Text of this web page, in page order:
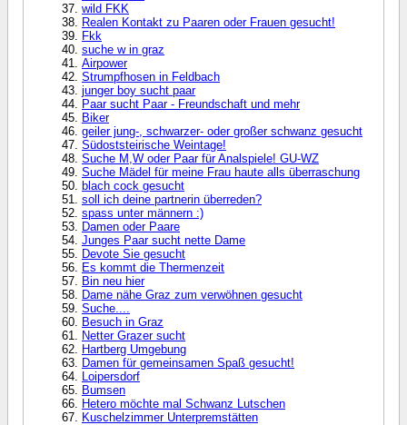
wild FKK
Realen Kontakt zu Paaren oder Frauen gesucht!
Fkk
suche w in graz
Airpower
Strumpfhosen in Feldbach
junger boy sucht paar
Paar sucht Paar - Freundschaft und mehr
Biker
geiler jung-, schwarzer- oder großer schwanz gesucht
Südoststeirische Weintage!
Suche M,W oder Paar für Analspiele! GU-WZ
Suche Mädel für meine Frau haute alls überraschung
blach cock gesucht
soll ich deine partnerin überreden?
spass unter männern :)
Damen oder Paare
Junges Paar sucht nette Dame
Devote Sie gesucht
Es kommt die Thermenzeit
Bin neu hier
Dame nähe Graz zum verwöhnen gesucht
Suche....
Besuch in Graz
Netter Grazer sucht
Hartberg Umgebung
Damen für gemeinsamen Spaß gesucht!
Loipersdorf
Bumsen
Hetero möchte mal Schwanz Lutschen
Kuschelzimmer Unterpremstätten